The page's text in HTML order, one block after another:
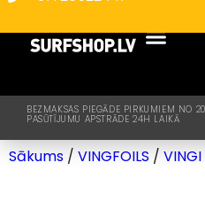
BEZMAKSAS PIEGĀDE PIRKUMIEM NO
PASŪTĪJUMU APSTRĀDE 24H LAIKĀ
Sākums / VINGFOILS / VINGI